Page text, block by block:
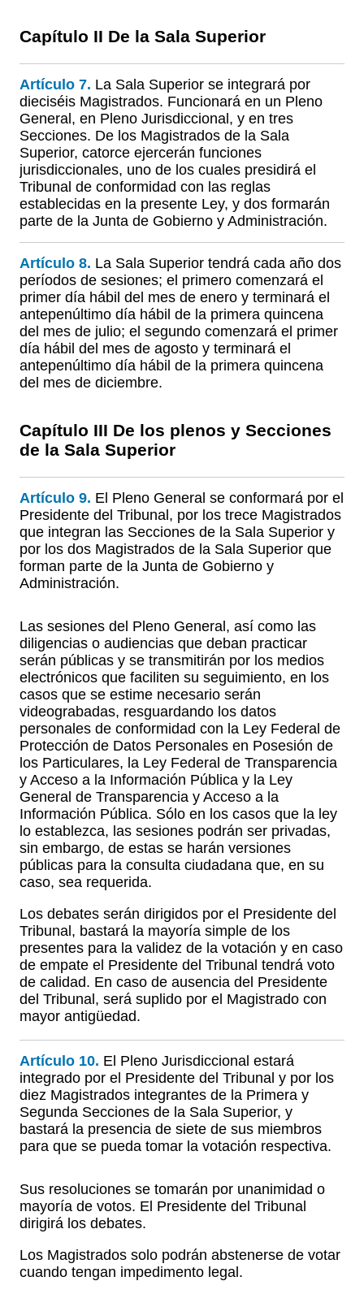
Capítulo II De la Sala Superior
Artículo 7. La Sala Superior se integrará por
dieciséis Magistrados. Funcionará en un Pleno
General, en Pleno Jurisdiccional, y en tres
Secciones. De los Magistrados de la Sala
Superior, catorce ejercerán funciones
jurisdiccionales, uno de los cuales presidirá el
Tribunal de conformidad con las reglas
establecidas en la presente Ley, y dos formarán
parte de la Junta de Gobierno y Administración.
Artículo 8. La Sala Superior tendrá cada año dos
períodos de sesiones; el primero comenzará el
primer día hábil del mes de enero y terminará el
antepenúltimo día hábil de la primera quincena
del mes de julio; el segundo comenzará el primer
día hábil del mes de agosto y terminará el
antepenúltimo día hábil de la primera quincena
del mes de diciembre.
Capítulo III De los plenos y Secciones
de la Sala Superior
Artículo 9. El Pleno General se conformará por el
Presidente del Tribunal, por los trece Magistrados
que integran las Secciones de la Sala Superior y
por los dos Magistrados de la Sala Superior que
forman parte de la Junta de Gobierno y
Administración.
Las sesiones del Pleno General, así como las
diligencias o audiencias que deban practicar
serán públicas y se transmitirán por los medios
electrónicos que faciliten su seguimiento, en los
casos que se estime necesario serán
videograbadas, resguardando los datos
personales de conformidad con la Ley Federal de
Protección de Datos Personales en Posesión de
los Particulares, la Ley Federal de Transparencia
y Acceso a la Información Pública y la Ley
General de Transparencia y Acceso a la
Información Pública. Sólo en los casos que la ley
lo establezca, las sesiones podrán ser privadas,
sin embargo, de estas se harán versiones
públicas para la consulta ciudadana que, en su
caso, sea requerida.
Los debates serán dirigidos por el Presidente del
Tribunal, bastará la mayoría simple de los
presentes para la validez de la votación y en caso
de empate el Presidente del Tribunal tendrá voto
de calidad. En caso de ausencia del Presidente
del Tribunal, será suplido por el Magistrado con
mayor antigüedad.
Artículo 10. El Pleno Jurisdiccional estará
integrado por el Presidente del Tribunal y por los
diez Magistrados integrantes de la Primera y
Segunda Secciones de la Sala Superior, y
bastará la presencia de siete de sus miembros
para que se pueda tomar la votación respectiva.
Sus resoluciones se tomarán por unanimidad o
mayoría de votos. El Presidente del Tribunal
dirigirá los debates.
Los Magistrados solo podrán abstenerse de votar
cuando tengan impedimento legal.